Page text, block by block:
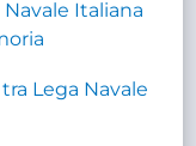
Italiana
Lega Navale